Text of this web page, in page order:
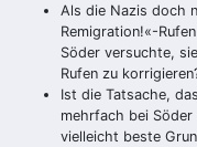
Als die Nazis doch
Remigration!«-
Söder versuchte,
Rufen zu
Ist die Tatsache,
mehrfach bei
vielleicht beste